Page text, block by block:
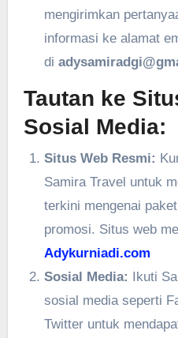
mengirimkan
informasi ke alamat
di
Tautan ke
Sosial Media:
Situs Web Resmi:
Samira Travel untuk
terkini mengenai
promosi. Situs web
Adykurniadi.com
Sosial Media: Ikuti
sosial media seperti
Twitter untuk